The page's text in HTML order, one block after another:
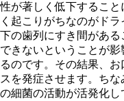
性が著しく低下するこ
く起こりがちなのがド
下の歯列にすき間があ
できないということが
るのです。その結果、
スを発症させます。ち
の細菌の活動が活発化